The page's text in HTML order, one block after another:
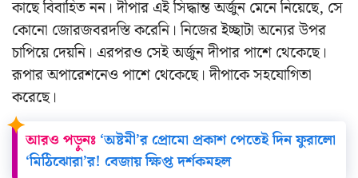
কাছে বিবাহিত নন। দীপার এই সিদ্ধান্ত অর্জুন মেনে নিয়েছে, সে
কোনো জোরজবরদস্তি করেনি। নিজের ইচ্ছাটা অন্যের উপর
চাপিয়ে দেয়নি। এরপরও সেই অর্জুন দীপার পাশে থেকেছে।
রূপার অপারেশনেও পাশে থেকেছে। দীপাকে সহযোগিতা
করেছে।
আরও পড়ুনঃ ‘অষ্টমী’র প্রোমো প্রকাশ পেতেই দিন ফুরালো
‘মিঠিঝোরা’র! বেজায় ক্ষিপ্ত দর্শকমহল